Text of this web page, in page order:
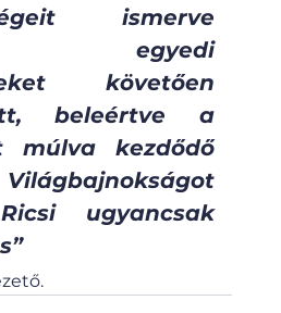
ismerve
egyedi
követően
beleértve a
múlva kezdődő
ugyancsak